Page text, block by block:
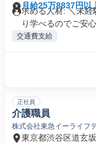
月給25万8837円以
求める人材: ＼未
り学べるのでご安心
交通費支給
正社員
介護職員
株式会社東急イーライフ
東京都渋谷区道玄坂